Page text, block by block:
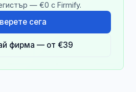
— €0 с Firmify.
сега
фирма — от €39